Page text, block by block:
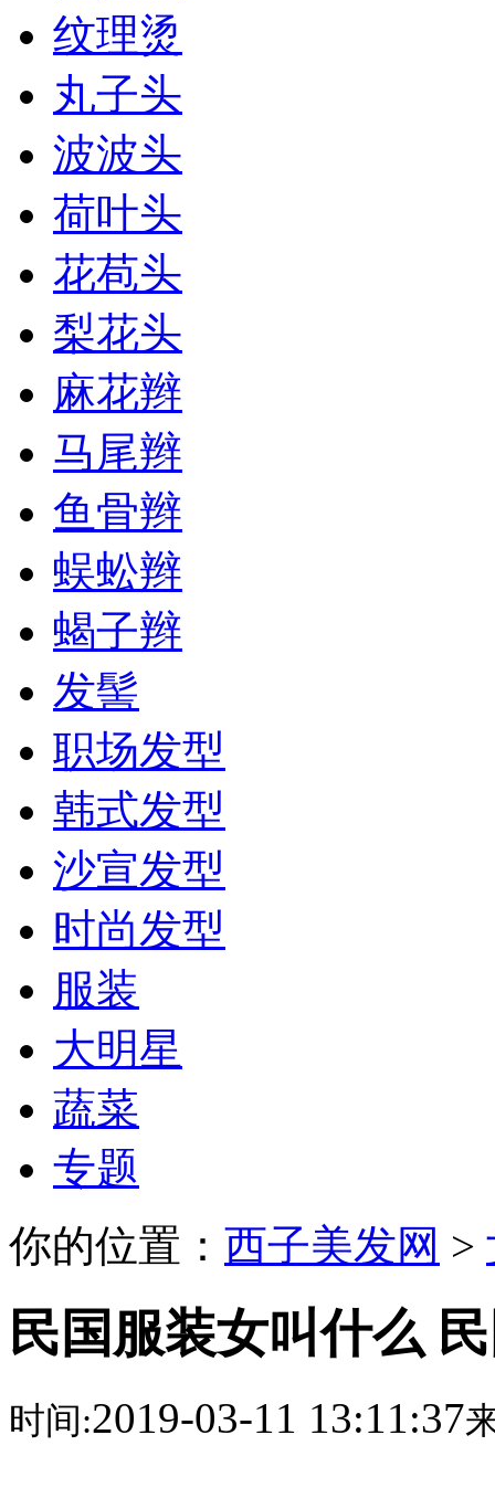
纹理烫
丸子头
波波头
荷叶头
花苞头
梨花头
麻花辫
马尾辫
鱼骨辫
蜈蚣辫
蝎子辫
发髻
职场发型
韩式发型
沙宣发型
时尚发型
服装
大明星
蔬菜
专题
你的位置： 西子美发网 >
民国服装女叫什么
时间:2019-03-11 13:11:37